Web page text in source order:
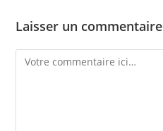
Laisser un commentaire
Comment